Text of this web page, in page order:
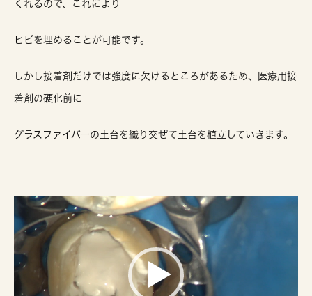
くれるので、これにより
ヒビを埋めることが可能です。
しかし接着剤だけでは強度に欠けるところがあるため、医療用接
着剤の硬化前に
グラスファイバーの土台を織り交ぜて土台を植立していきます。
画
プ